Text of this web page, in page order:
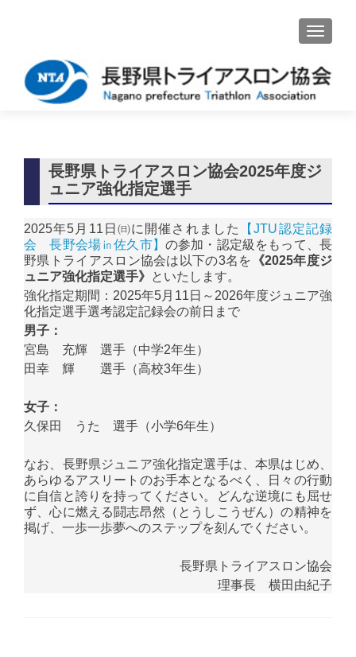
ナビゲ
長野県トライアスロン協会2025年度ジ
ュニア強化指定選手
2025年5月11日㈰に開催されました
【JTU認定記録
会 長野会場㏌佐久市】 の参加・認定級をもって、長
野県トライアスロン協会は以下の3名を
《2025年度ジ
ュニア強化指定選手》 といたします。
強化指定期間：2025年5月11日～2026年度ジュニア強
化指定選手選考認定記録会の前日まで
男子：
宮島 充輝 選手（中学2年生）
田幸 輝 選手（高校3年生）
女子：
久保田 うた 選手（小学6年生）
なお、長野県ジュニア強化指定選手は、本県はじめ、
あらゆるアスリートのお手本となるべく、日々の行動
に自信と誇りを持ってください。どんな逆境にも屈せ
ず、心に燃える闘志昂然（とうしこうぜん）の精神を
掲げ、一歩一歩夢へのステップを刻んでください。
長野県トライアスロン協会
理事長 横田由紀子